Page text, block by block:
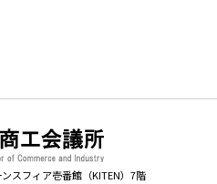
スフィア壱番館（KITEN）7階